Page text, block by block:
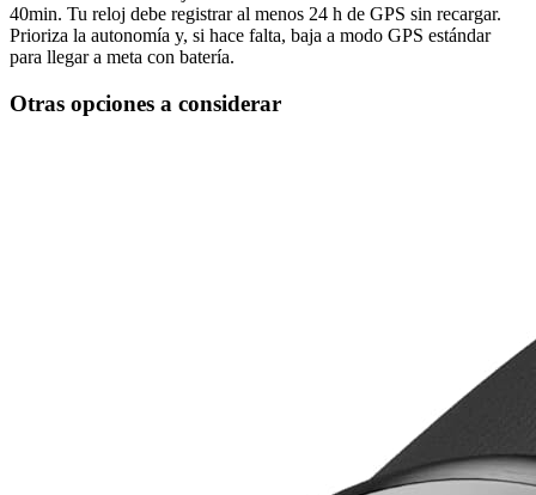
40min. Tu reloj debe registrar al menos 24 h de GPS sin recargar.
Prioriza la autonomía y, si hace falta, baja a modo GPS estándar
para llegar a meta con batería.
Otras opciones a considerar